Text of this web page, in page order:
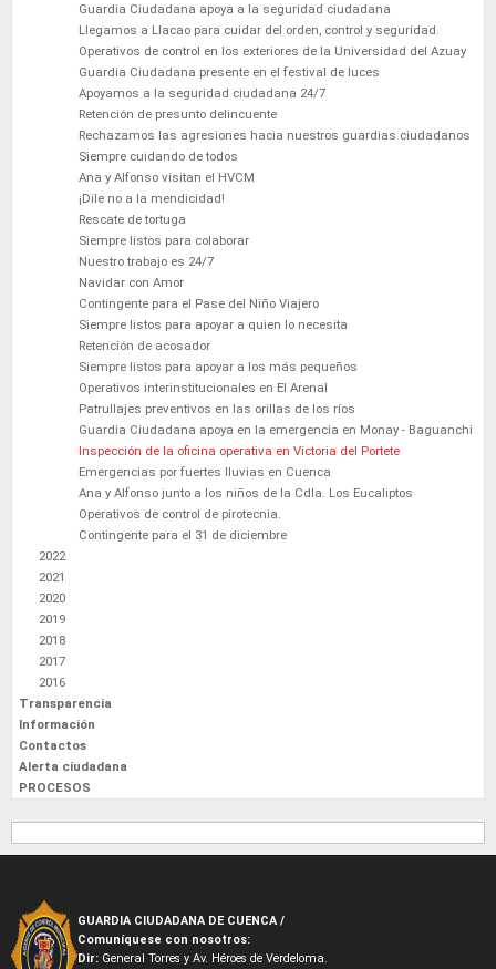
Guardia Ciudadana apoya a la seguridad ciudadana
Llegamos a Llacao para cuidar del orden, control y seguridad.
Operativos de control en los exteriores de la Universidad del Azuay
Guardia Ciudadana presente en el festival de luces
Apoyamos a la seguridad ciudadana 24/7
Retención de presunto delincuente
Rechazamos las agresiones hacia nuestros guardias ciudadanos
Siempre cuidando de todos
Ana y Alfonso visitan el HVCM
¡Dile no a la mendicidad!
Rescate de tortuga
Siempre listos para colaborar
Nuestro trabajo es 24/7
Navidar con Amor
Contingente para el Pase del Niño Viajero
Siempre listos para apoyar a quien lo necesita
Retención de acosador
Siempre listos para apoyar a los más pequeños
Operativos interinstitucionales en El Arenal
Patrullajes preventivos en las orillas de los ríos
Guardia Ciudadana apoya en la emergencia en Monay - Baguanchi
Inspección de la oficina operativa en Victoria del Portete
Emergencias por fuertes lluvias en Cuenca
Ana y Alfonso junto a los niños de la Cdla. Los Eucaliptos
Operativos de control de pirotecnia.
Contingente para el 31 de diciembre
2022
2021
2020
2019
2018
2017
2016
Transparencia
Información
Contactos
Alerta ciudadana
PROCESOS
GUARDIA CIUDADANA DE CUENCA /
Comuníquese con nosotros:
Dir: General Torres y Av. Héroes de Verdeloma.